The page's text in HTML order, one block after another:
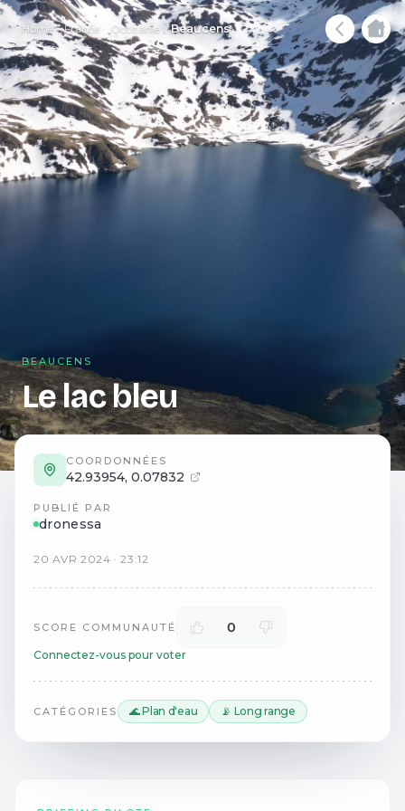
Home France Occitanie Beaucens
BEAUCENS
Le lac bleu
COORDONNÉES
42.93954, 0.07832
PUBLIÉ PAR
dronessa
20 AVR 2024 ·23:12
SCORE COMMUNAUTÉ 0
Connectez-vous pour voter
CATÉGORIES 🌊 Plan d'eau 📡 Long range